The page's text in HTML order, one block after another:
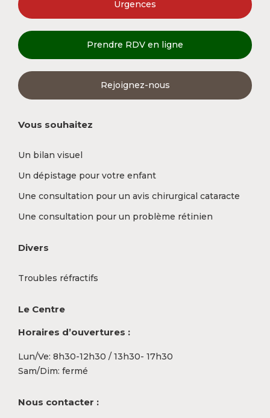
Urgences
Prendre RDV en ligne
Rejoignez-nous
Vous souhaitez
Un bilan visuel
Un dépistage pour votre enfant
Une consultation pour un avis chirurgical cataracte
Une consultation pour un problème rétinien
Divers
Troubles réfractifs
Le Centre
Horaires d’ouvertures :
Lun/Ve: 8h30-12h30 / 13h30- 17h30
Sam/Dim: fermé
Nous contacter :